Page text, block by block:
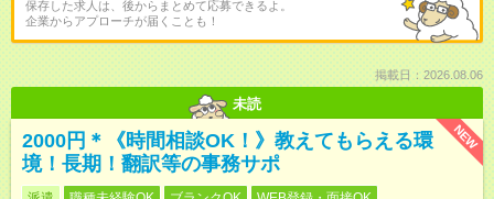
保存した求人は、後からまとめて応募できるよ。
企業からアプローチが届くことも！
掲載日：2026.08.06
未読
NEW
2000円＊《時間相談OK！》教えてもらえる環
境！長期！翻訳等の事務サポ